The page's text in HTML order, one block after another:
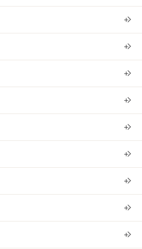
＋
＋
＋
＋
＋
＋
＋
＋
＋